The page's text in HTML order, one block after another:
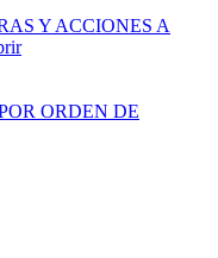
Y ACCIONES A
ORDEN DE